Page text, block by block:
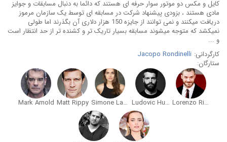
کایل و مکس دو موتور سوار حرفه ای هستند که دائما به دنبال مسابقات و جوایز
مادی هستند ، بزودی پیشنهاد شرکت در مسابقه ای توسط یک سازمان مرموز
دریافت میکنند و نمی توانند از جایزه 150 هزار دلاری آن بگذرند اما طولی
نمیکشد که متوجه میشوند مسابقه بسیار تاریک تر و کشنده تر از حد انتظار است
و ...
کارگردانی: Jacopo Rondinelli
ستارگان:
Lorenzo Richelmy
Ludovic Hughes
Simone Labarga
Matt Rippy
Mark Arnold